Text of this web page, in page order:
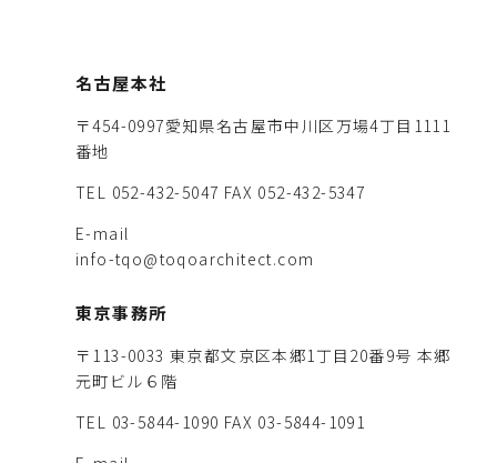
名古屋本社
〒454-0997愛知県名古屋市中川区万場4丁目1111
番地
TEL 052-432-5047 FAX 052-432-5347
E-mail
info-tqo@toqoarchitect.com
東京事務所
〒113-0033 東京都文京区本郷1丁目20番9号 本郷
元町ビル６階
TEL 03-5844-1090 FAX 03-5844-1091